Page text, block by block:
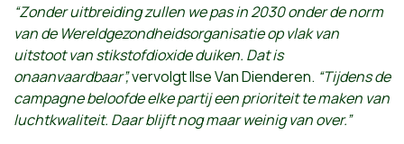
“Zonder uitbreiding zullen we pas in 2030 onder de norm
van de Wereldgezondheidsorganisatie op vlak van
uitstoot van stikstofdioxide duiken. Dat is
onaanvaardbaar”,vervolgt Ilse Van Dienderen. “Tijdens de
campagne beloofde elke partij een prioriteit te maken van
luchtkwaliteit. Daar blijft nog maar weinig van over.”